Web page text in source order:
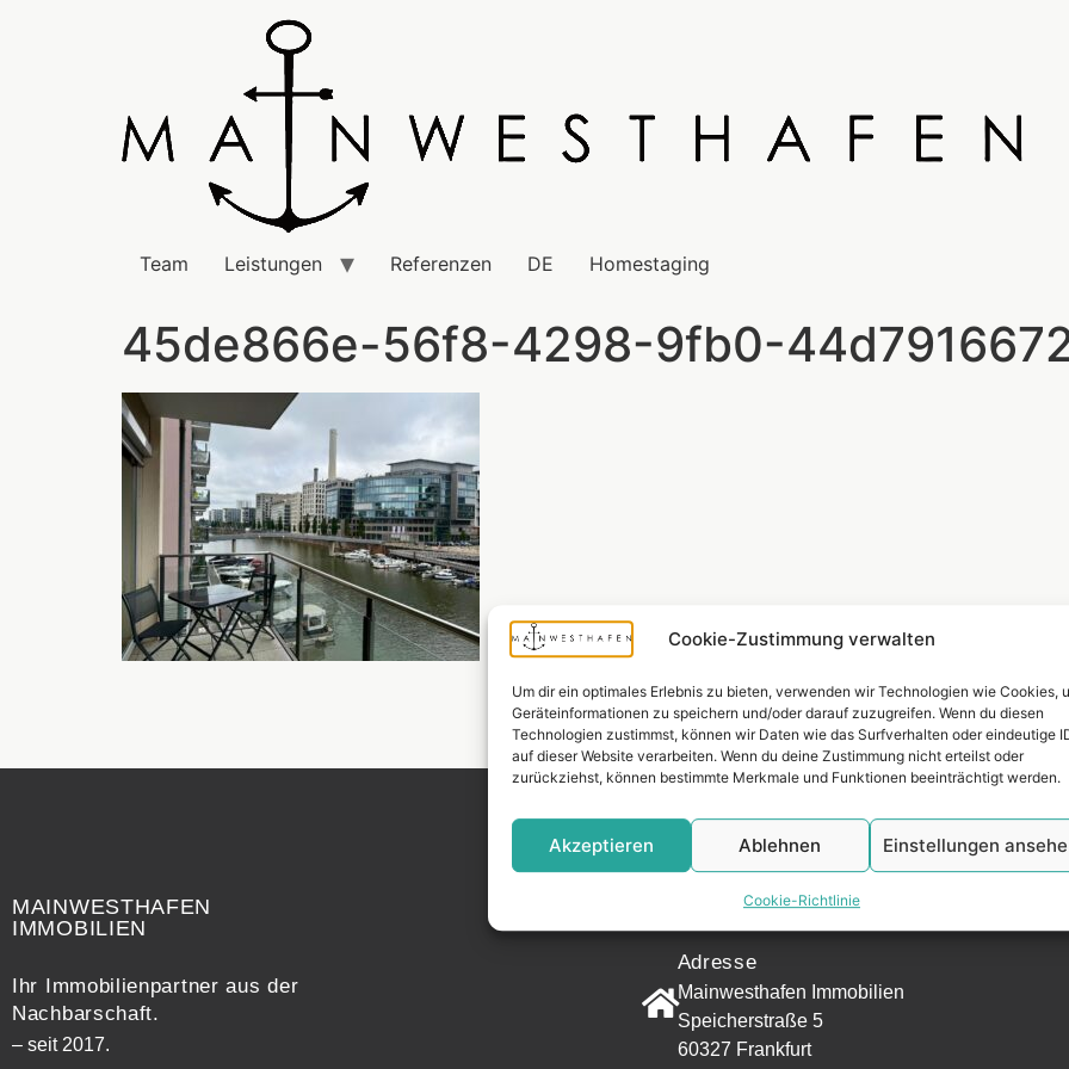
Cookie-Zustimmung verwalten
Um dir ein optimales Erlebnis zu bieten, verwenden wir Technologien wie Cookies,
Geräteinformationen zu speichern und/oder darauf zuzugreifen. Wenn du diesen
Technologien zustimmst, können wir Daten wie das Surfverhalten oder eindeutige
auf dieser Website verarbeiten. Wenn du deine Zustimmung nicht erteilst oder
zurückziehst, können bestimmte Merkmale und Funktionen beeinträchtigt werden.
Akzeptieren Ablehnen Einstellungen
Cookie-Richtlinie
Team Leistungen Referenzen DE Homestaging
45de866e-56f8-4298-9fb0-
MAINWESTHAFEN
IMMOBILIEN
Ihr Immobilienpartner aus der
Nachbarschaft.
– seit 2017.
KONTAKT
Adresse
Mainwesthafen Immobilien
Speicherstraße 5
60327 Frankfurt